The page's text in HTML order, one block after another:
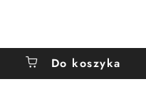
Do koszyka